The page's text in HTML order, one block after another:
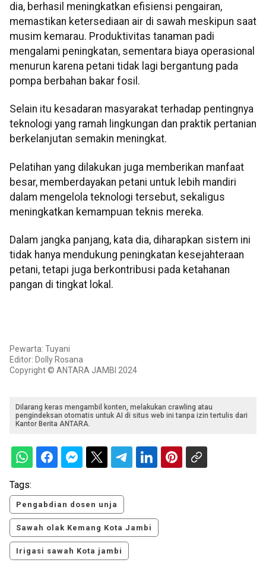
dia, berhasil meningkatkan efisiensi pengairan,
memastikan ketersediaan air di sawah meskipun saat
musim kemarau. Produktivitas tanaman padi
mengalami peningkatan, sementara biaya operasional
menurun karena petani tidak lagi bergantung pada
pompa berbahan bakar fosil.
Selain itu kesadaran masyarakat terhadap pentingnya
teknologi yang ramah lingkungan dan praktik pertanian
berkelanjutan semakin meningkat.
Pelatihan yang dilakukan juga memberikan manfaat
besar, memberdayakan petani untuk lebih mandiri
dalam mengelola teknologi tersebut, sekaligus
meningkatkan kemampuan teknis mereka.
Dalam jangka panjang, kata dia, diharapkan sistem ini
tidak hanya mendukung peningkatan kesejahteraan
petani, tetapi juga berkontribusi pada ketahanan
pangan di tingkat lokal.
Pewarta: Tuyani
Editor: Dolly Rosana
Copyright © ANTARA JAMBI 2024
Dilarang keras mengambil konten, melakukan crawling atau
pengindeksan otomatis untuk AI di situs web ini tanpa izin tertulis dari
Kantor Berita ANTARA.
Tags:
Pengabdian dosen unja
Sawah olak Kemang Kota Jambi
Irigasi sawah Kota jambi